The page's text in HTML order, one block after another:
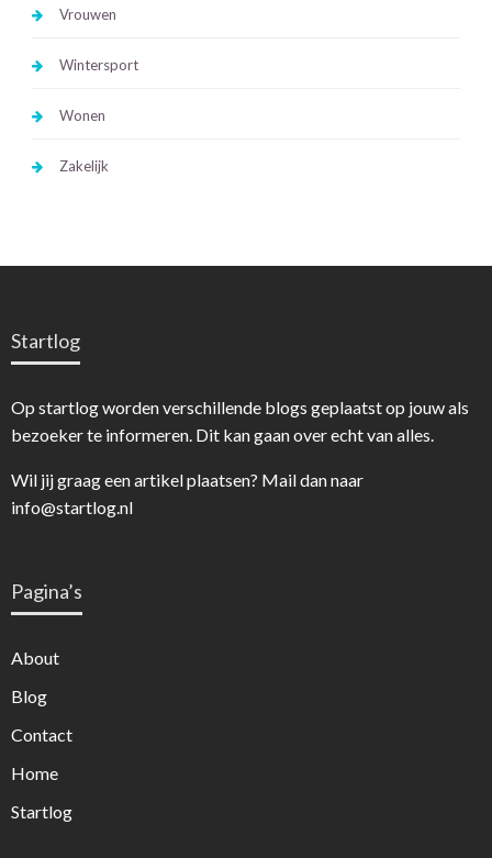
Vrouwen
Wintersport
Wonen
Zakelijk
Startlog
Op startlog worden verschillende blogs geplaatst op jouw als
bezoeker te informeren. Dit kan gaan over echt van alles.
Wil jij graag een artikel plaatsen? Mail dan naar
info@startlog.nl
Pagina’s
About
Blog
Contact
Home
Startlog